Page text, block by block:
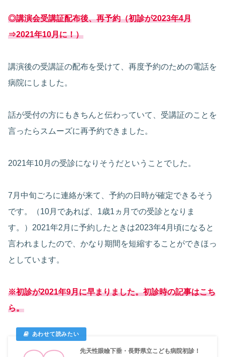
◎講演会受講証配布後、再予約（初診が2023年4月
⇒2021年10月に！）
講演後の受講証の配布を受けて、再度予約のための電話を
病院にしました。
話が受付の方にもきちんと伝わっていて、受講証のことを
言ったらスムーズに再予約できました。
2021年10月の受診になりそうだということでした。
7月中旬ごろに連絡が来て、予約の日時が確定できるそう
です。（10月であれば、1歳1ヵ月での受診となりま
す。）2021年2月に予約したときは2023年4月頃になると
言われましたので、かなり期間を短縮することができほっ
としています。
※初診が2021年9月に早まりました。初診時の記事はこち
ら。
先天性眼瞼下垂・長野県立こども病院初診！